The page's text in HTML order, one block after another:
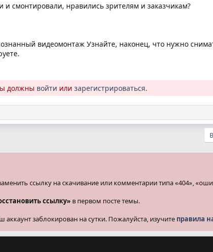
и смонтировали, нравились зрителям и заказчикам?
видеомонтаж Узнайте, наконец, что нужно
должны войти или зарегистрироваться.
ссылку на скачивание или комментарии типа «404»,
ссылку» в первом посте темы.
заблокирован на сутки. Пожалуйста, изучите правила